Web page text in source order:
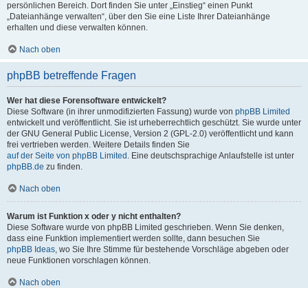
persönlichen Bereich. Dort finden Sie unter „Einstieg“ einen Punkt
„Dateianhänge verwalten“, über den Sie eine Liste Ihrer Dateianhänge
erhalten und diese verwalten können.
Nach oben
phpBB betreffende Fragen
Wer hat diese Forensoftware entwickelt?
Diese Software (in ihrer unmodifizierten Fassung) wurde von phpBB Limited
entwickelt und veröffentlicht. Sie ist urheberrechtlich geschützt. Sie wurde unter
der GNU General Public License, Version 2 (GPL-2.0) veröffentlicht und kann
frei vertrieben werden. Weitere Details finden Sie
auf der Seite von phpBB Limited . Eine deutschsprachige Anlaufstelle ist unter
phpBB.de zu finden.
Nach oben
Warum ist Funktion x oder y nicht enthalten?
Diese Software wurde von phpBB Limited geschrieben. Wenn Sie denken,
dass eine Funktion implementiert werden sollte, dann besuchen Sie
phpBB Ideas, wo Sie Ihre Stimme für bestehende Vorschläge abgeben oder
neue Funktionen vorschlagen können.
Nach oben